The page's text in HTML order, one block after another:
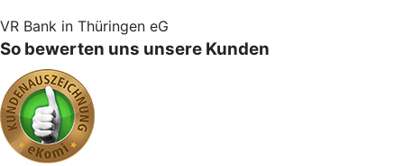
VR Bank in Thüringen eG
So bewerten uns unsere Kunden